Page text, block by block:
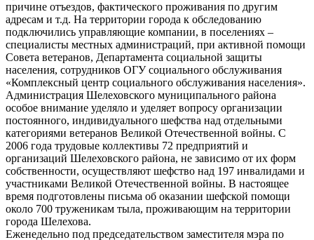
причине отъездов, фактического проживания по другим
адресам и т.д. На территории города к обследованию
подключились управляющие компании, в поселениях –
специалисты местных администраций, при активной помощи
Совета ветеранов, Департамента социальной защиты
населения, сотрудников ОГУ социального обслуживания
«Комплексный центр социального обслуживания населения».
Администрация Шелеховского муниципального района
особое внимание уделяло и уделяет вопросу организации
постоянного, индивидуального шефства над отдельными
категориями ветеранов Великой Отечественной войны. С
2006 года трудовые коллективы 72 предприятий и
организаций Шелеховского района, не зависимо от их форм
собственности, осуществляют шефство над 197 инвалидами и
участниками Великой Отечественной войны. В настоящее
время подготовлены письма об оказании шефской помощи
около 700 труженикам тыла, проживающим на территории
города Шелехова.
Еженедельно под председательством заместителя мэра по